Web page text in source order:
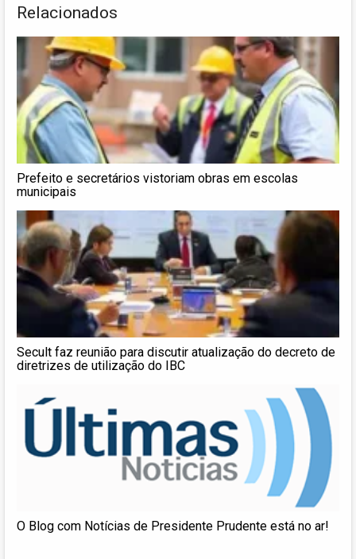
Relacionados
Prefeito e secretários vistoriam obras em escolas
municipais
Secult faz reunião para discutir atualização do decreto de
diretrizes de utilização do IBC
O Blog com Notícias de Presidente Prudente está no ar!